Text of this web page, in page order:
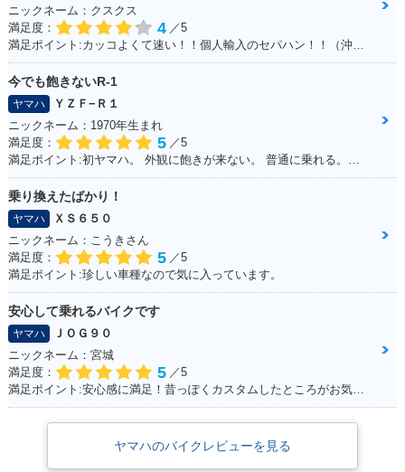
ニックネーム：クスクス
満足度：
4 ／5
今でも飽きないR-1
ヤマハ
ＹＺＦ−Ｒ１
ニックネーム：1970年生まれ
満足度：
5 ／5
乗り換えたばかり！
ヤマハ
ＸＳ６５０
ニックネーム：こうきさん
満足度：
5 ／5
満足ポイント:珍しい車種なので気に入っています。
安心して乗れるバイクです
ヤマハ
ＪＯＧ９０
ニックネーム：宮城
満足度：
5 ／5
満足ポイント:安心感に満足！昔っぽくカスタムしたところがお気に入り！ ※今回のイベントでの撮影は、積載車等で移動をしており、 公道の走行はしておりません。
ヤマハのバイクレビューを見る